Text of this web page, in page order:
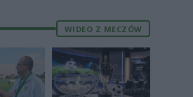
WIDEO Z MECZÓW